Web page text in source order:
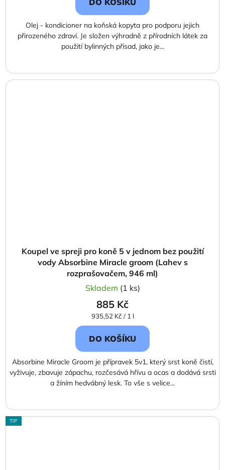
Olej - kondicioner na koňská kopyta pro podporu jejich
přirozeného zdraví. Je složen výhradně z přírodních látek za
použití bylinných přísad, jako je...
Koupel ve spreji pro koně 5 v jednom bez použití
vody Absorbine Miracle groom (Lahev s
rozprašovačem, 946 ml)
Skladem (1 ks)
885 Kč
Měrná
cena:
935,52 Kč / 1 l
DO KOŠÍKU
Absorbine Miracle Groom je přípravek 5v1, který srst koně čistí,
vyživuje, zbavuje zápachu, rozčesává hřívu a ocas a dodává srsti
a žíním hedvábný lesk. To vše s velice...
TIP